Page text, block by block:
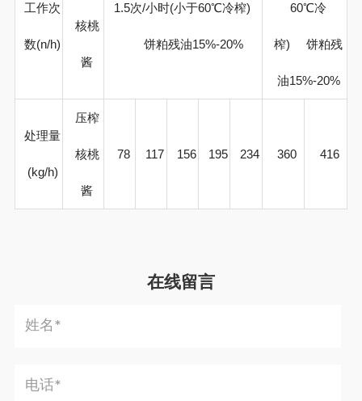
工作次
数(n/h)
核桃
酱
1.5次/小时(小于60℃冷榨)
饼粕残油15%-20%
60℃冷
榨)饼粕残
油15%-20%
处理量
(kg/h)
压榨
核桃
酱
78 117 156 195 234 360 416
在线留言